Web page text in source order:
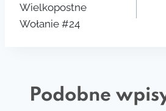
wpisu
Wielkopostne
Wołanie #24
Podobne